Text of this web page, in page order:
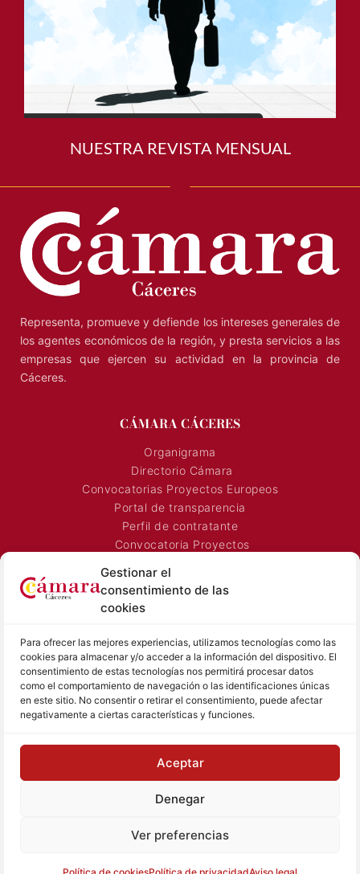
Gestionar el
consentimiento de las
cookies
Para ofrecer las mejores experiencias, utilizamos tecnologías como las
cookies para almacenar y/o acceder a la información del dispositivo. El
consentimiento de estas tecnologías nos permitirá procesar datos
como el comportamiento de navegación o las identificaciones únicas
en este sitio. No consentir o retirar el consentimiento, puede afectar
negativamente a ciertas características y funciones.
Aceptar
Denegar
Ver preferencias
NUESTRA REVISTA MENSUAL
Representa, promueve y defiende los intereses generales de
los agentes económicos de la región, y presta servicios a las
empresas que ejercen su actividad en la provincia de
Cáceres.
CÁMARA CÁCERES
Organigrama
Directorio Cámara
Convocatorias Proyectos Europeos
Portal de transparencia
Perfil de contratante
Convocatoria Proyectos
Señalización Comercial
Contacto
SALA DE PRENSA
Noticias Cámara
Sala de prensa
Hemeroteca
TEXTOS LEGALES
Aviso Legal
Política de Privacidad
Política de Cookies
© Cámara de Comercio de Cáceres
Tu proyecto, nuestro reto